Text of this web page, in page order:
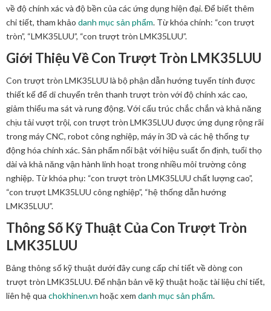
về độ chính xác và độ bền của các ứng dụng hiện đại. Để biết thêm
chi tiết, tham khảo danh mục sản phẩm. Từ khóa chính: “con trượt
tròn”, “LMK35LUU”, “con trượt tròn LMK35LUU”.
Giới Thiệu Về Con Trượt Tròn LMK35LUU
Con trượt tròn LMK35LUU là bộ phận dẫn hướng tuyến tính được
thiết kế để di chuyển trên thanh trượt tròn với độ chính xác cao,
giảm thiểu ma sát và rung động. Với cấu trúc chắc chắn và khả năng
chịu tải vượt trội, con trượt tròn LMK35LUU được ứng dụng rộng rãi
trong máy CNC, robot công nghiệp, máy in 3D và các hệ thống tự
động hóa chính xác. Sản phẩm nổi bật với hiệu suất ổn định, tuổi thọ
dài và khả năng vận hành linh hoạt trong nhiều môi trường công
nghiệp. Từ khóa phụ: “con trượt tròn LMK35LUU chất lượng cao”,
“con trượt LMK35LUU công nghiệp”, “hệ thống dẫn hướng
LMK35LUU”.
Thông Số Kỹ Thuật Của Con Trượt Tròn
LMK35LUU
Bảng thông số kỹ thuật dưới đây cung cấp chi tiết về dòng con
trượt tròn LMK35LUU. Để nhận bản vẽ kỹ thuật hoặc tài liệu chi tiết,
liên hệ qua chokhinen.vn hoặc xem danh mục sản phẩm.